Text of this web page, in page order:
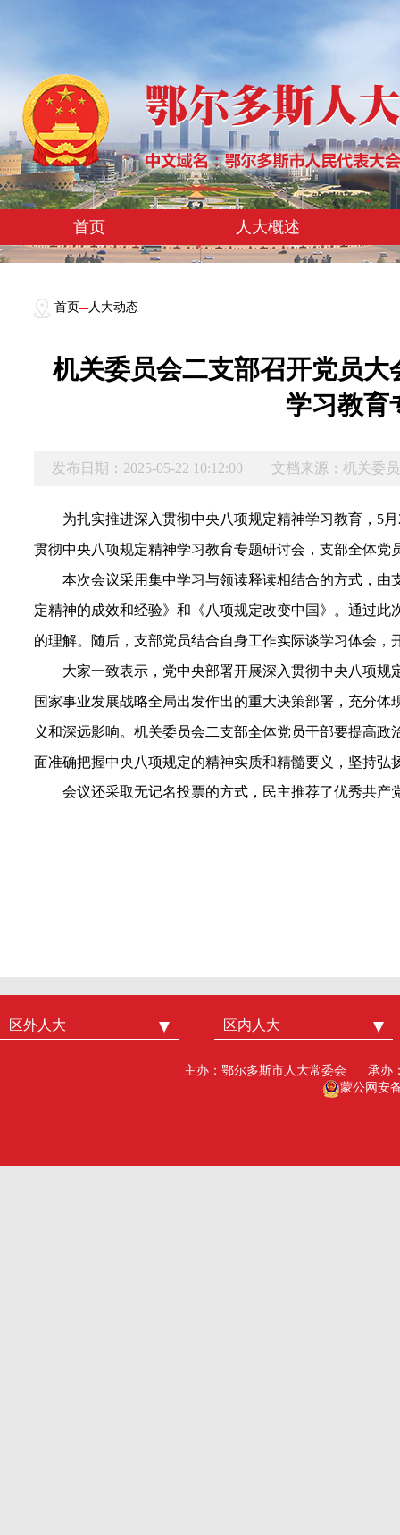
首页 人大概述
首页 人大动态
机关委员会二支部召开党员
学习教育
发布日期：2025-05-22 10:12:00 文档来源：机关委
为扎实推进深入贯彻中央八项规定精神学习教育，5月
贯彻中央八项规定精神学习教育专题研讨会， 支部全体党
本次会议采用集中学习与领读释读相结合的方式，由
定精神的成效和经验》 和《八项规定改变中国》
。通过此
的理解。
随后，支部党员结合自身工作实际谈学习体会，
大家一致表示，党中央部署开展深入贯彻中央八项
国家事业发展战略全局出发作出的重大决策部署，充分
义和深远影响。 机关委员会二支部全体党员干部要提高政
面准确把握中央八项规定的精神实质和精髓要义，坚持弘
会议还采取无记名投票的方式，民主推荐了优秀共产
区外人大
中国人大
区内人大
内蒙古人大
包头人大
巴彦淖尔市人大
主办：鄂尔多斯市人大常委会
承办
蒙公网安